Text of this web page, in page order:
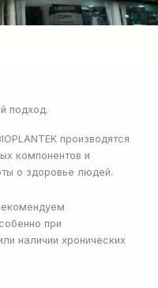
подход.
производятся
компонентов и
о здоровье людей.
при
наличии хронических